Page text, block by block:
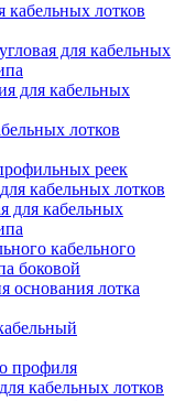
кабельных лотков
для кабельных
для кабельных
лотков
реек
кабельных лотков
для кабельных
кабельного
боковой
основания лотка
профиля
кабельных лотков